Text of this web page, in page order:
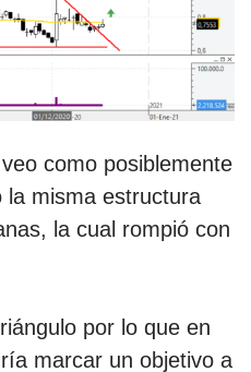
como posiblemente
la misma estructura
la cual rompió con
por lo que en
marcar un objetivo a